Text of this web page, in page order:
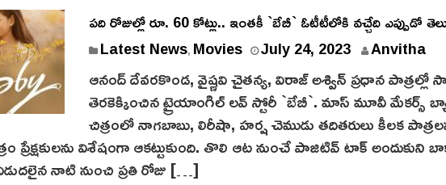
ప‌ది రోజుల్లో రూ. 60 కోట్లు.. ఇంత‌కీ `బేబీ` ఓటీటీలోకి వ‌చ్చేది ఎప్పుడో
Latest News, Movies July 24, 2023 Anvitha
ఆనంద్ దేవ‌ర‌కొండ‌, వైష్ణ‌వి చైత‌న్య‌, విరాజ్ అశ్విన్ ప్ర‌ధాన
తెర‌కెక్కించిన ట్రైయాంగిల్ ల‌వ్ స్టోరీ `బేబీ`. మాస్ మూవీ మేక‌ర్స్
చిత్రంలో నాగ‌బాబు, లిరీషా, హర్ష చెముడు త‌దిత‌రులు కీల‌క
ప్రేక్ష‌కుల‌ను విశేషంగా ఆక‌ట్టుకుంది. తొలి ఆట నుంచే పాజిటివ్ టాక్ అందుకుని
నాటి నుంచి ప్ర‌తి రోజు […]